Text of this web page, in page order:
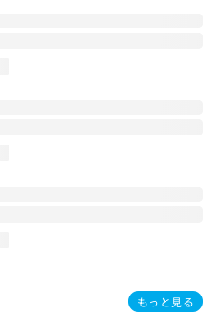
もっと見る